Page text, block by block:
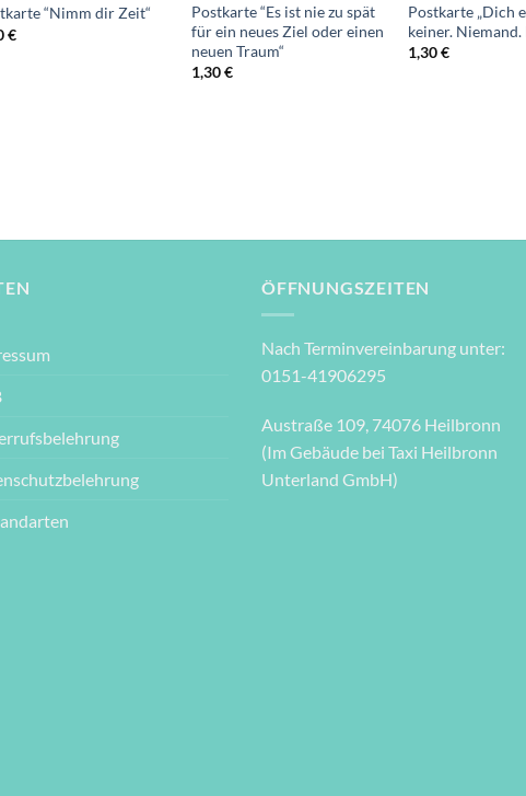
“Nimm dir Zeit“
€
Postkarte “Es ist nie zu spät
für ein neues Ziel oder einen
neuen Traum“
1,30€
Postkarte „Dich
keiner. Niemand.
1,30€
ÖFFNUNGSZEITEN
Nach Terminvereinbarung unter:
0151-41906295
Austraße 109, 74076 Heilbronn
(Im Gebäude bei Taxi Heilbronn
Unterland GmbH)